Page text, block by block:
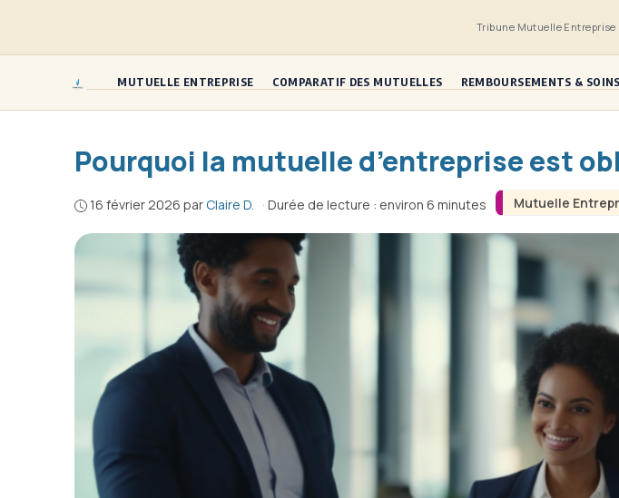
contenu
Tribune Mutuelle Entreprise
MUTUELLE ENTREPRISE COMPARATIF DES MUTUELLES REMBOURSEMENTS & SOINS
Mutuelle
Pourquoi la mutuelle d’entreprise est
16 février 2026 par Claire D. · Durée de lecture : environ 6 minutes